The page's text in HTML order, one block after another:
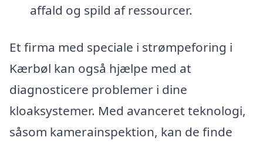
affald og spild af ressourcer.
Et firma med speciale i strømpeforing i
Kærbøl kan også hjælpe med at
diagnosticere problemer i dine
kloaksystemer. Med avanceret teknologi,
såsom kamerainspektion, kan de finde